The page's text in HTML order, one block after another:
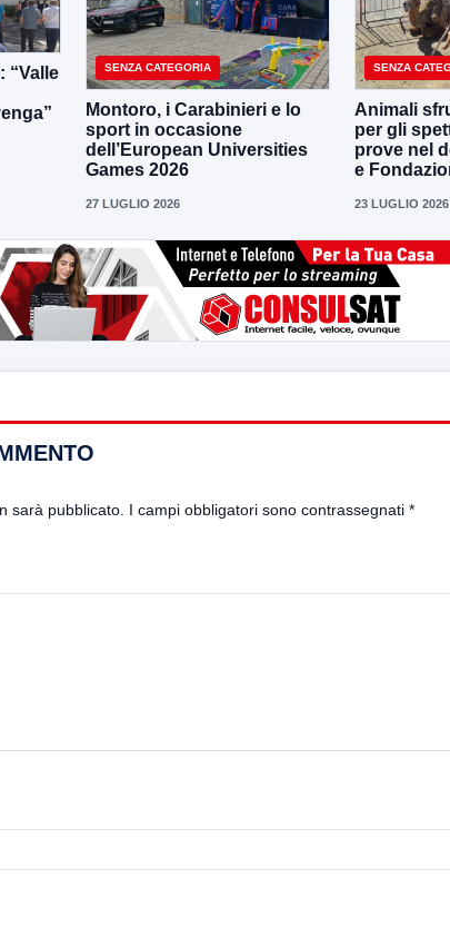
“Valle
SENZA CATEGORIA
Montoro, i Carabinieri e lo
sport in occasione
dell’European Universities
Games 2026
27 LUGLIO 2026
SENZA
Animali
per gli
prove nel
e
23 LUGLIO 2026
sarà pubblicato. I campi obbligatori sono contrassegnati *